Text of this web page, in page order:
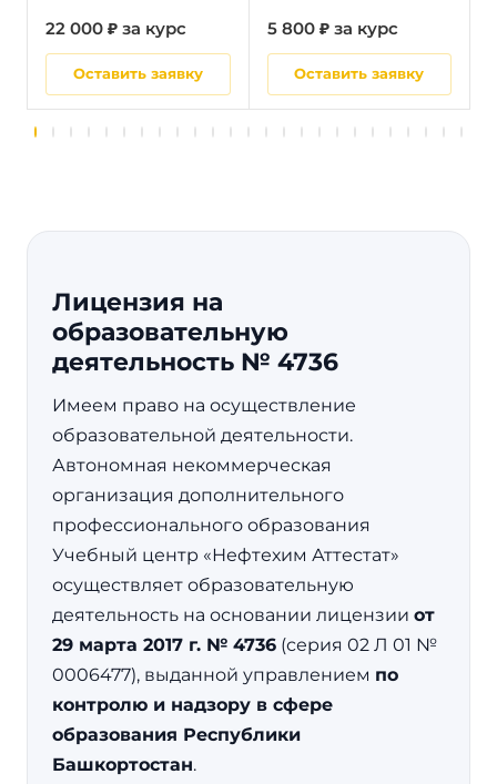
22 000 ₽ за курс
Оставить заявку
5 800 ₽ за курс
Оставить заявку
Лицензия на
образовательную
деятельность № 4736
Имеем право на осуществление
образовательной деятельности.
Автономная некоммерческая
организация дополнительного
профессионального образования
Учебный центр «Нефтехим Аттестат»
осуществляет образовательную
деятельность на основании лицензии от
29 марта 2017 г. № 4736 (серия 02 Л 01 №
0006477), выданной управлением по
контролю и надзору в сфере
образования Республики
Башкортостан.